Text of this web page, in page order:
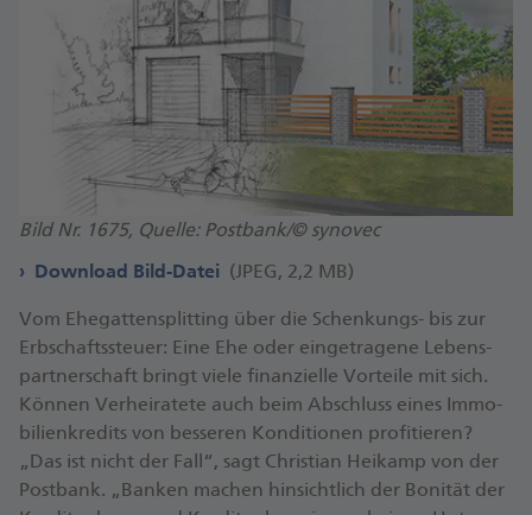
Bild Nr. 1675, Quelle: Postbank/© synovec
Download Bild-Datei (JPEG, 2,2 MB)
Vom Ehe­gatten­split­ting über die Schen­kungs- bis zur
Erb­schafts­steuer: Eine Ehe oder ein­ge­tragene Lebens­
partner­schaft bringt viele finan­zielle Vorteile mit sich.
Können Ver­hei­ra­te­te auch beim Ab­schluss eines Immo­
bilien­kredits von bes­seren Kondi­tionen profi­tieren?
„Das ist nicht der Fall“, sagt Christian Heikamp von der
Postbank. „Banken machen hin­sicht­lich der Bonität der